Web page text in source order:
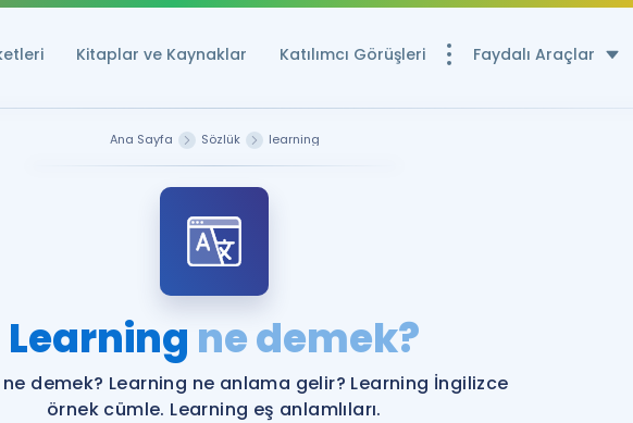
Kitaplar ve Kaynaklar Katılımcı Görüşleri Faydalı Araçlar
YDS ve YÖKDİL Puan Hesaplama Aracı
Rehberlik Aracı
YDS ve YÖKDİL'e Hazırlananlar için Öneriler
Ana Sayfa Sözlük learning
Learning ne demek?
demek? Learning ne anlama gelir? Learning İngilizce
örnek cümle. Learning eş anlamlıları.